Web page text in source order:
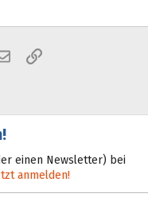
E-MailLink
einen Newsletter) bei
anmelden!